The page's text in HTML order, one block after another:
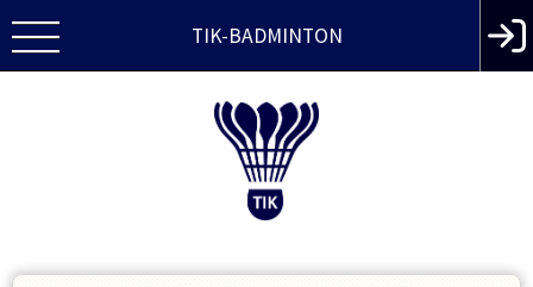
TIK-BADMINTON